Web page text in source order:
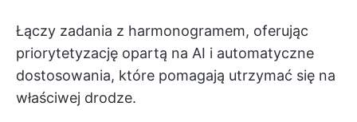
Łączy zadania z harmonogramem, oferując
priorytetyzację opartą na AI i automatyczne
dostosowania, które pomagają utrzymać się na
właściwej drodze.